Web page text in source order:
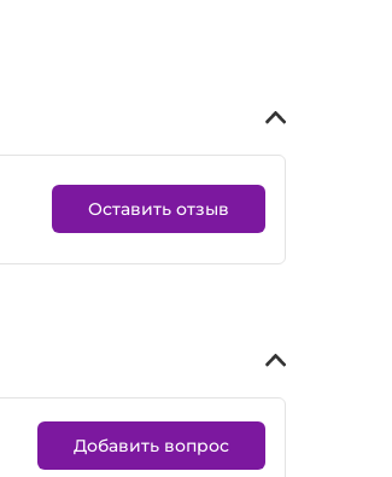
Оставить отзыв
Добавить вопрос